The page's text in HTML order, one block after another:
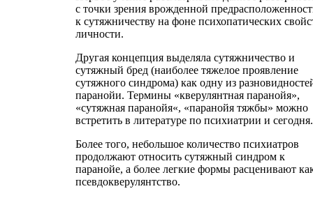
с точки зрения врожденной
к сутяжничеству на фоне психопатических
личности.
Другая концепция выделяла сутяжничество и
сутяжный бред (наиболее тяжелое проявление
сутяжного синдрома) как одну из
паранойи. Термины «кверулянтная паранойя»,
«сутяжная паранойя«, «паранойя тяжбы» можно
встретить в литературе по психиатрии и сегодня.
Более того, небольшое количество психиатров
продолжают относить сутяжный синдром к
паранойе, а более легкие формы расценивают
псевдокверулянтство.